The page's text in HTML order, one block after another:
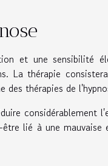
et une sensibilité
La thérapie
des thérapies de l'
lié à une mauvaise